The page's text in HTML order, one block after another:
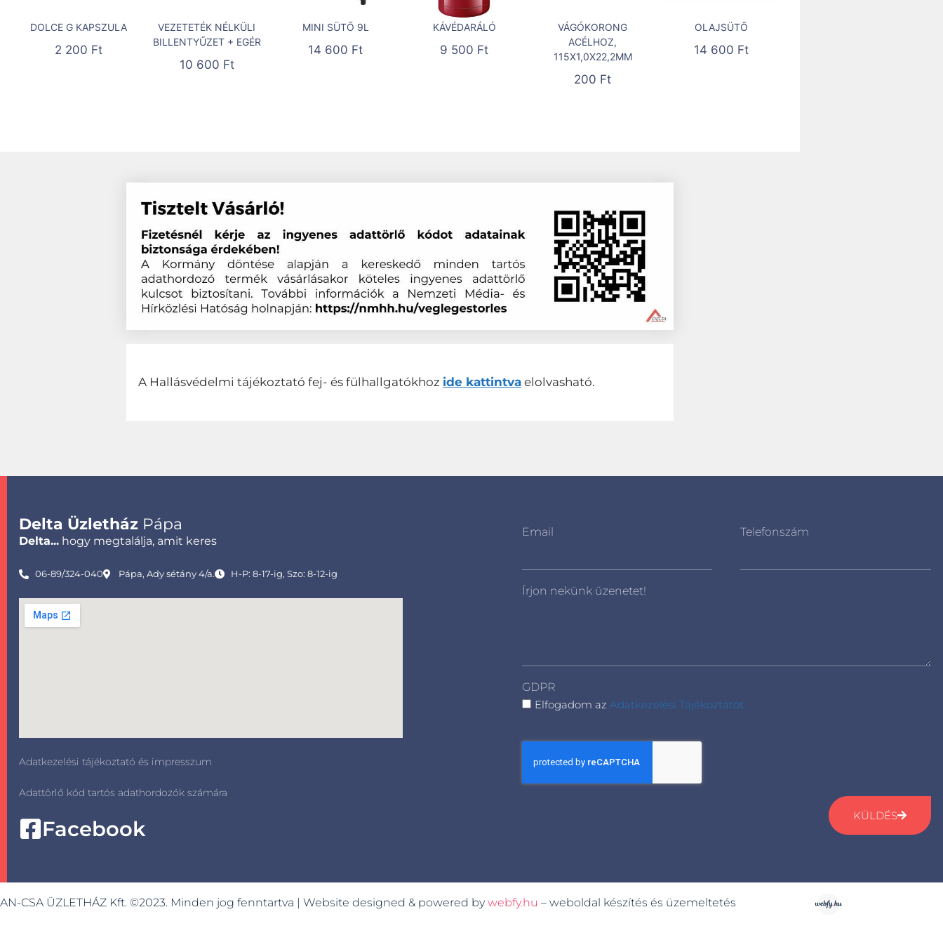
DOLCE G KAPSZULA
2 200 Ft
VEZETETÉK NÉLKÜLI
BILLENTYŰZET + EGÉR
10 600 Ft
MINI SÜTŐ 9L
14 600 Ft
KÁVÉDARÁLÓ
9 500 Ft
VÁGÓKORONG
ACÉLHOZ,
115X1,0X22,2MM
200 Ft
OLAJSÜTŐ
14 600 Ft
A Hallásvédelmi tájékoztató fej- és fülhallgatókhoz ide kattintva elolvasható.
Delta Üzletház Pápa
Delta... hogy megtalálja, amit keres
06-89/324-040 Pápa, Ady sétány 4/a. H-P: 8-17-ig, Szo: 8-12-ig
Adatkezelési tájékoztató és impresszum
Adattörlő kód tartós adathordozók számára
Facebook
Email Telefonszám
Írjon nekünk üzenetet!
GDPR
Elfogadom az Adatkezelési Tájékoztatót.
KÜLDÉS
AN-CSA ÜZLETHÁZ Kft. ©2023. Minden jog fenntartva | Website designed & powered by webfy.hu – weboldal készítés és üzemeltetés